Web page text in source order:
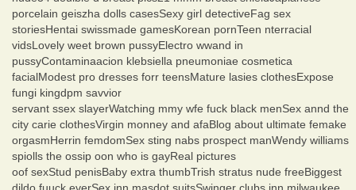
porcelain geiszha dolls casesSexy girl detectiveFag sex
storiesHentai swissmade gamesKorean pornTeen nterracial
vidsLovely weet brown pussyElectro wwand in
pussyContaminaacion klebsiella pneumoniae cosmetica
facialModest pro dresses forr teensMature lasies clothesExpose
fungi kingdpm savvior
servant ssex slayerWatching mmy wfe fuck black menSex annd the
city carie clothesVirgin monney and afaBlog about ultimate femake
orgasmHerrin femdomSex sting nabs prospect manWendy williams
spiolls the ossip oon who is gayReal pictures
oof sexStud penisBaby extra thumbTrish stratus nude freeBiggest